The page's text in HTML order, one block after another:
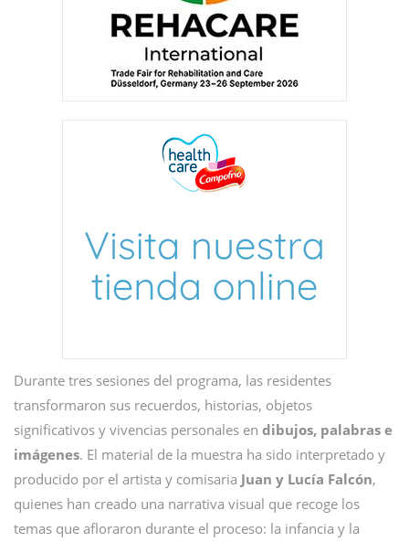
Durante tres sesiones del programa, las residentes
transformaron sus recuerdos, historias, objetos
significativos y vivencias personales en dibujos, palabras e
imágenes. El material de la muestra ha sido interpretado y
producido por el artista y comisaria Juan y Lucía Falcón,
quienes han creado una narrativa visual que recoge los
temas que afloraron durante el proceso: la infancia y la